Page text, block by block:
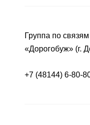
Группа по
«Дорогобуж» (г.
+7 (48144) 6-80-